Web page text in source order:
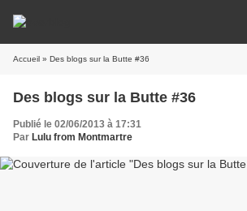
Accueil » Des blogs sur la Butte #36
Des blogs sur la Butte #36
Publié le 02/06/2013 à 17:31
Par Lulu from Montmartre